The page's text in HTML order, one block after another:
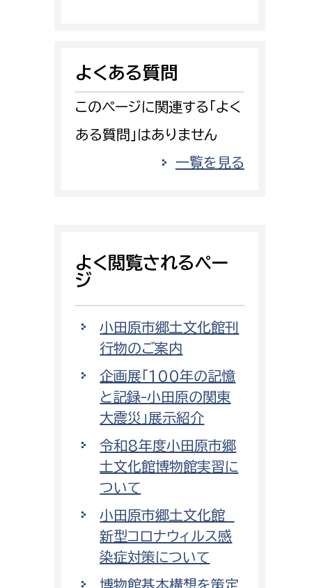
監査事務局
監査事務局
よくある質問
このページに関連する「よく
ある質問」はありません
一覧を見る
よく閲覧されるペー
ジ
小田原市郷土文化館刊
行物のご案内
企画展「100年の記憶
と記録-小田原の関東
大震災」展示紹介
令和8年度小田原市郷
土文化館博物館実習に
ついて
小田原市郷土文化館
新型コロナウィルス感
染症対策について
博物館基本構想を策定